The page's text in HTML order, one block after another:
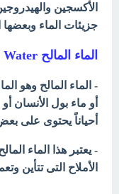
الأكسجين
جزيئات الماء
الماء المالح Salt Water
- الماء المالح وهو
أو ماء بول الأنسان
أحياناً يحتوى على
- يعتبر هذا الماء
الأملاح التى تتأين